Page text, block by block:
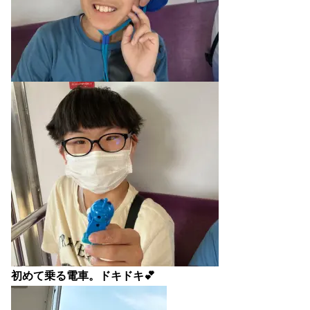
初めて乗る電車。ドキドキ💕